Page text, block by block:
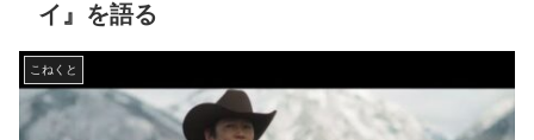
イ』を語る
こねくと